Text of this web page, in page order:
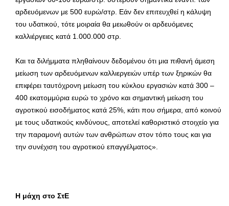
αρδευόμενων με 500 ευρώ/στρ. Εάν δεν επιτευχθεί η κάλυψη
του υδατικού, τότε μοιραία θα μειωθούν οι αρδευόμενες
καλλιέργειες κατά 1.000.000 στρ.
Και τα διλήμματα πληθαίνουν δεδομένου ότι μια πιθανή άμεση
μείωση των αρδευόμενων καλλιεργειών υπέρ των ξηρικών θα
επιφέρει ταυτόχρονη μείωση του κύκλου εργασιών κατά 300 –
400 εκατομμύρια ευρώ το χρόνο και σημαντική μείωση του
αγροτικού εισοδήματος κατά 25%, κάτι που σήμερα, από κοινού
με τους υδατικούς κινδύνους, αποτελεί καθοριστικό στοιχείο για
την παραμονή αυτών των ανθρώπων στον τόπο τους και για
την συνέχιση του αγροτικού επαγγέλματος».
Η μάχη στο ΣτΕ